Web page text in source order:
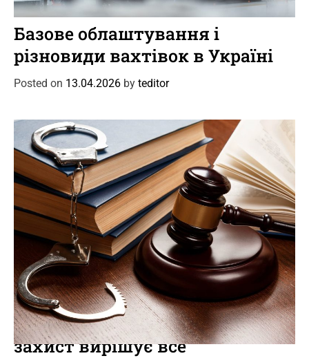
C
a
t
e
g
Новини Цікаве
Базове облаштування і
різновиди вахтівок в Україні
Posted on 13.04.2026 by teditor
C
a
t
e
Новини Події
Кримінальний адвокат: коли
захист вирішує все